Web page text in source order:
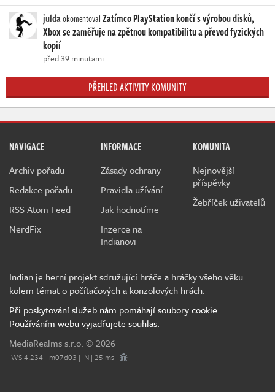
juldaokomentovalZatímco PlayStation končí s výrobou disků,
Xbox se zaměřuje na zpětnou kompatibilitu a převod fyzických
kopií
před 39 minutami
PŘEHLED AKTIVITY KOMUNITY
NAVIGACE
Archiv pořadu
Redakce pořadu
RSS Atom Feed
NerdFix
INFORMACE
Zásady ochrany
Pravidla užívání
Jak hodnotíme
Inzerce na
Indianovi
KOMUNITA
Nejnovější
příspěvky
Žebříček uživatelů
Indian je herní projekt sdružující hráče a hráčky všeho věku
kolem témat o počítačových a konzolových hrách.
Při poskytování služeb nám pomáhají soubory cookie.
Používáním webu vyjadřujete souhlas.
MediaRealms s.r.o. © 2026
IWS 4.234 - m07d03 | IN | 25 ms |